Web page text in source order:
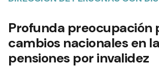
Profunda preocupación
cambios nacionales en
pensiones por invalidez